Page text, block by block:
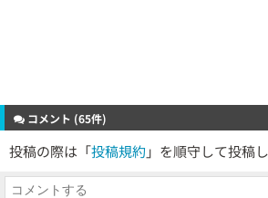
コメント (65件)
投稿の際は「投稿規約 」を順守して投稿